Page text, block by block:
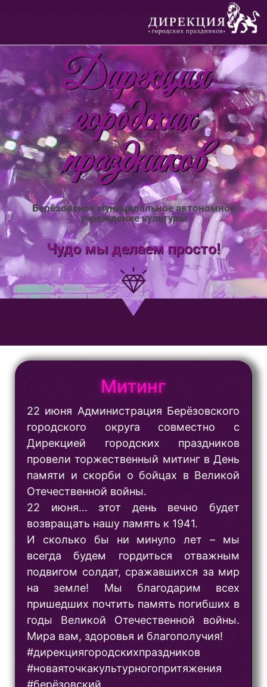
Дирекция
городских
праздников
Берёзовское муниципальное автономное
учреждение культуры
Чудо мы делаем просто!
Митинг
22 июня Администрация Берёзовского
городского округа совместно с
Дирекцией городских праздников
провели торжественный митинг в День
памяти и скорби о бойцах в Великой
Отечественной войны.
22 июня… этот день вечно будет
возвращать нашу память к 1941.
И сколько бы ни минуло лет – мы
всегда будем гордиться отважным
подвигом солдат, сражавшихся за мир
на земле! Мы благодарим всех
пришедших почтить память погибших в
годы Великой Отечественной войны.
Мира вам, здоровья и благополучия!
#дирекциягородскихпраздников
#новаяточкакультурногопритяжения